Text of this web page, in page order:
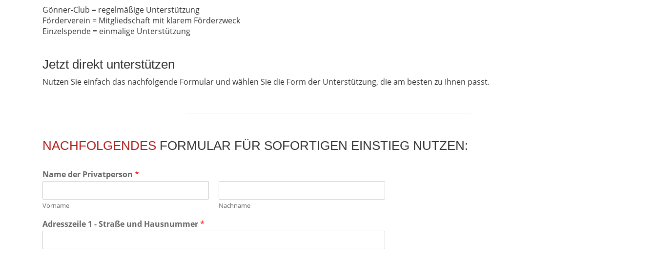
Gönner-Club = regelmäßige Unterstützung
Förderverein = Mitgliedschaft mit klarem Förderzweck
Einzelspende = einmalige Unterstützung
Jetzt direkt unterstützen
Nutzen Sie einfach das nachfolgende Formular und wählen Sie die Form der Unterstützung, die am besten zu Ihnen passt.
NACHFOLGENDES FORMULAR FÜR SOFORTIGEN EINSTIEG NUTZEN:
Name der Privatperson *
Vorname Nachname
Adresszeile 1 - Straße und Hausnummer*